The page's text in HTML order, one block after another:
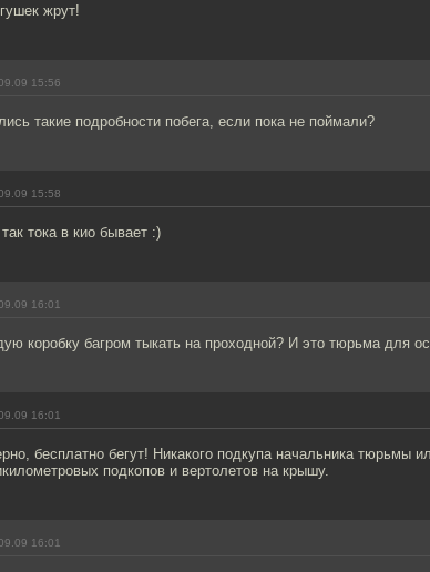
жрут!
15:56
такие подробности побега, если пока не поймали?
15:58
тока в кио бывает :)
16:01
коробку багром тыкать на проходной? И это тюрьма для
16:01
бесплатно бегут! Никакого подкупа начальника тюрьмы
подкопов и вертолетов на крышу.
16:01